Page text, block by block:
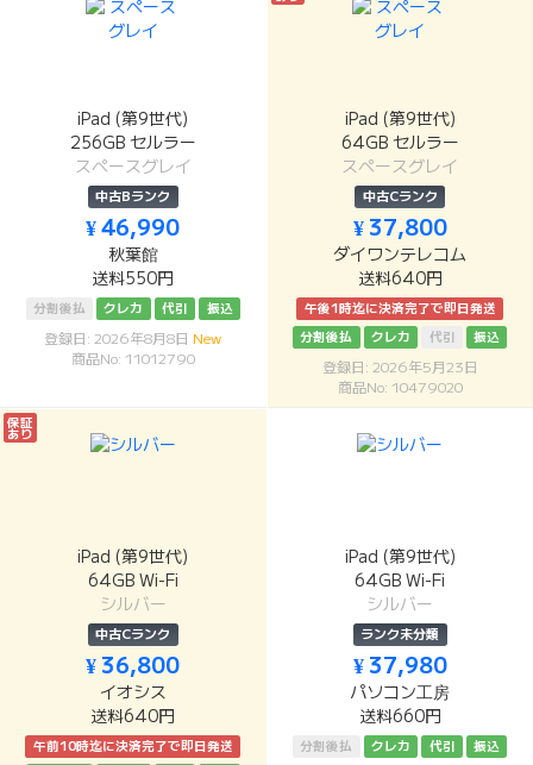
iPad (第9世代)
256GB セルラー
スペースグレイ
中古Bランク
¥ 46,990
秋葉館
送料550円
分割後払 クレカ 代引 振込
登録日: 2026年8月8日 New
商品No: 11012790
iPad (第9世代)
64GB セルラー
スペースグレイ
中古Cランク
¥ 37,800
ダイワンテレコム
送料640円
午後1時迄に決済完了で即日発送
分割後払
クレカ 代引 振込
登録日: 2026年5月23日
商品No: 10479020
保証
あり
iPad (第9世代)
64GB Wi-Fi
シルバー
中古Cランク
¥ 36,800
イオシス
送料640円
午前10時迄に決済完了で即日発送
iPad (第9世代)
64GB Wi-Fi
シルバー
ランク未分類
¥ 37,980
パソコン工房
送料660円
分割後払 クレカ 代引 振込